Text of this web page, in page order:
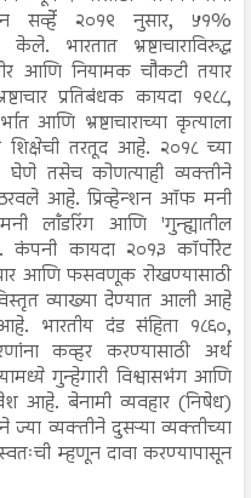
सर्व्हे २०१९ नुसार, ५१%
भारतात भ्रष्टाचाराविरुद्ध
आणि नियामक चौकटी तयार
प्रतिबंधक कायदा १९८८,
आणि भ्रष्टाचाराच्या कृत्याला
शिक्षेची तरतूद आहे. २०१८ च्या
तसेच कोणत्याही व्यक्तीने
ठरवले आहे. प्रिव्हेन्शन ऑफ मनी
लाँडरिंग आणि 'गुन्ह्यातील
कंपनी कायदा २०१३ कॉर्पोरेट
आणि फसवणूक रोखण्यासाठी
व्याख्या देण्यात आली आहे
भारतीय दंड संहिता १८६०,
कव्हर करण्यासाठी अर्थ
गुन्हेगारी विश्वासभंग आणि
आहे. बेनामी व्यवहार (निषेध)
ज्या व्यक्तीने दुसऱ्या व्यक्तीच्या
म्हणून दावा करण्यापासून